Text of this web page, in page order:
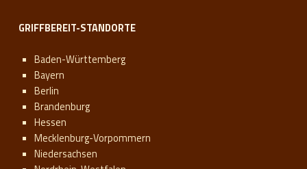
GRIFFBEREIT-STANDORTE
Baden-Württemberg
Bayern
Berlin
Brandenburg
Hessen
Mecklenburg-Vorpommern
Niedersachsen